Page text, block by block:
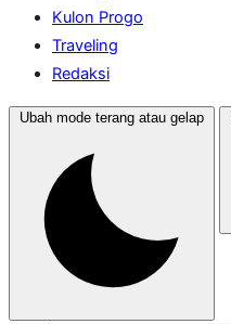
Kulon Progo
Traveling
Redaksi
Ubah mode terang atau gelap